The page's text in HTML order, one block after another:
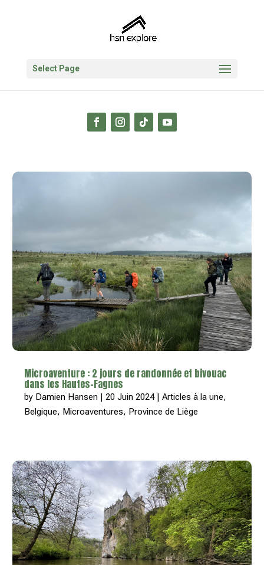
Select Page
Microaventure : 2 jours de randonnée et bivouac
dans les Hautes-Fagnes
by Damien Hansen |20 Juin 2024|Articles à la une,
Belgique, Microaventures, Province de Liège